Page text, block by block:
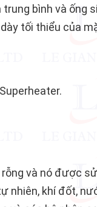
bình và ống
tối thiểu của
và nó được
nhiên, khí đốt,